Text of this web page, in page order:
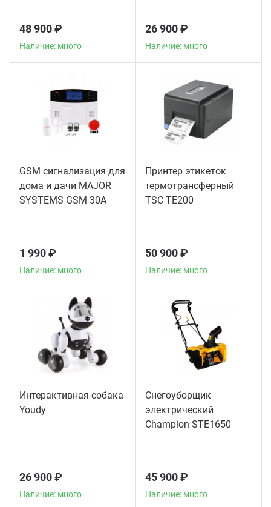
48 900 ₽
Наличие: много
26 900 ₽
Наличие: много
GSM сигнализация для
дома и дачи MAJOR
SYSTEMS GSM 30A
1 990 ₽
Наличие: много
Принтер этикеток
термотрансферный
TSC TE200
50 900 ₽
Наличие: много
Интерактивная собака
Youdy
26 900 ₽
Наличие: много
Снегоуборщик
электрический
Champion STE1650
45 900 ₽
Наличие: много